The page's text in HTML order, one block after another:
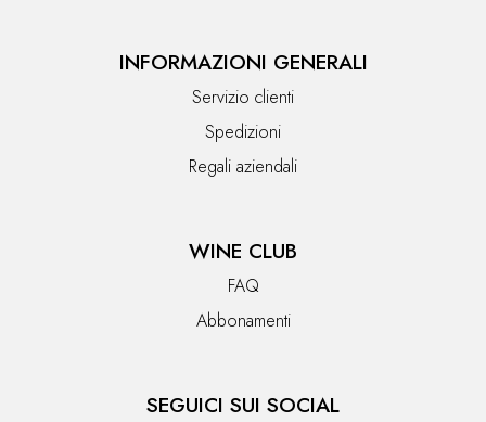
INFORMAZIONI GENERALI
Servizio clienti
Spedizioni
Regali aziendali
WINE CLUB
FAQ
Abbonamenti
SEGUICI SUI SOCIAL